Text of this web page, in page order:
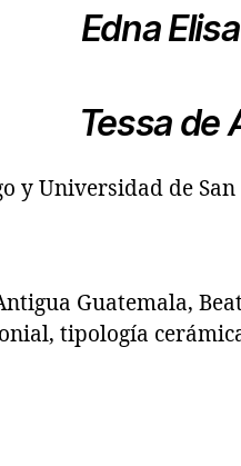
Edna
Tessa de
y Universidad de
Guatemala,
tipología